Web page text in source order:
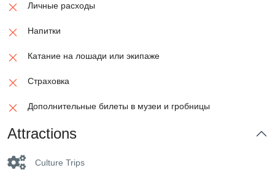
Личные расходы
Напитки
Катание на лошади или экипаже
Страховка
Дополнительные билеты в музеи и гробницы
Attractions
Culture Trips